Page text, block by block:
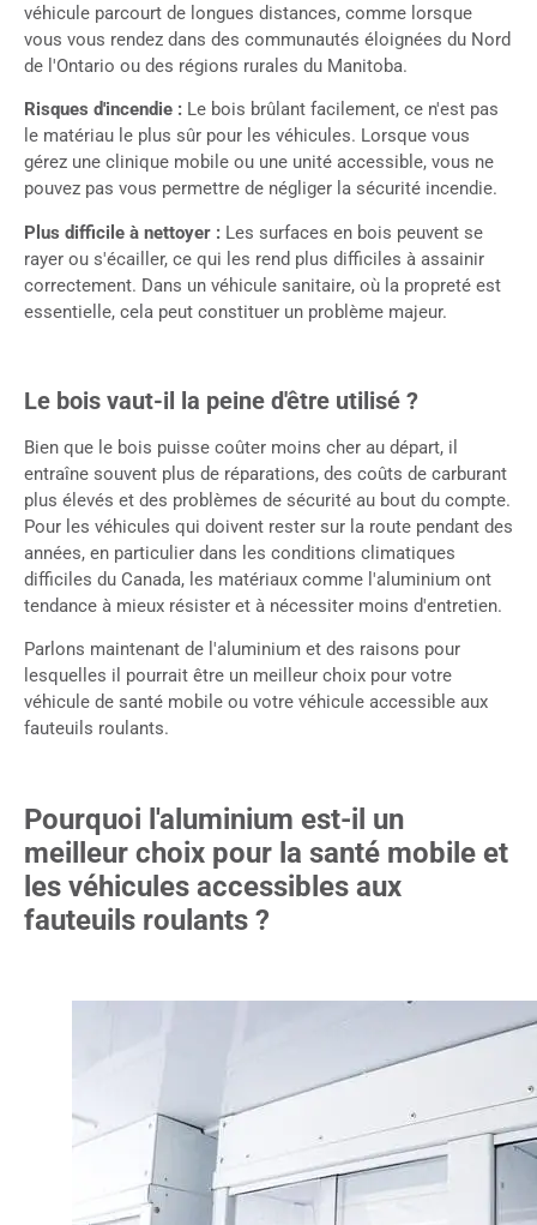
véhicule parcourt de longues distances, comme lorsque
vous vous rendez dans des communautés éloignées du Nord
de l'Ontario ou des régions rurales du Manitoba.
Risques d'incendie : Le bois brûlant facilement, ce n'est pas
le matériau le plus sûr pour les véhicules. Lorsque vous
gérez une clinique mobile ou une unité accessible, vous ne
pouvez pas vous permettre de négliger la sécurité incendie.
Plus difficile à nettoyer : Les surfaces en bois peuvent se
rayer ou s'écailler, ce qui les rend plus difficiles à assainir
correctement. Dans un véhicule sanitaire, où la propreté est
essentielle, cela peut constituer un problème majeur.
Le bois vaut-il la peine d'être utilisé ?
Bien que le bois puisse coûter moins cher au départ, il
entraîne souvent plus de réparations, des coûts de carburant
plus élevés et des problèmes de sécurité au bout du compte.
Pour les véhicules qui doivent rester sur la route pendant des
années, en particulier dans les conditions climatiques
difficiles du Canada, les matériaux comme l'aluminium ont
tendance à mieux résister et à nécessiter moins d'entretien.
Parlons maintenant de l'aluminium et des raisons pour
lesquelles il pourrait être un meilleur choix pour votre
véhicule de santé mobile ou votre véhicule accessible aux
fauteuils roulants.
Pourquoi l'aluminium est-il un
meilleur choix pour la santé mobile et
les véhicules accessibles aux
fauteuils roulants ?